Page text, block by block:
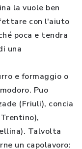
la vuole ben
con l'aiuto
poca e tendra
una
e formaggio o
Puo
(Friuli), concia
Talvolta
un capolavoro: